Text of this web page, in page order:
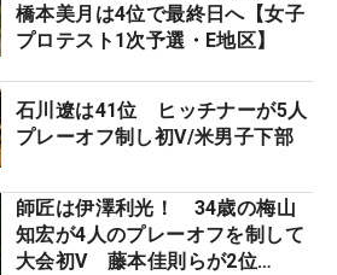
橋本美月は4位で最終日へ【女子
プロテスト1次予選・E地区】
石川遼は41位 ヒッチナーが5人
プレーオフ制し初V/米男子下部
師匠は伊澤利光！ 34歳の梅山
知宏が4人のプレーオフを制して
大会初V 藤本佳則らが2位